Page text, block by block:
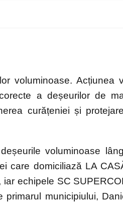
voluminoase. Acțiunea
a deșeurilor de
curățeniei și
voluminoase
care domiciliază LA
echipele SC
municipiului,